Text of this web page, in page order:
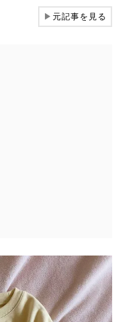
▶元記事を見る